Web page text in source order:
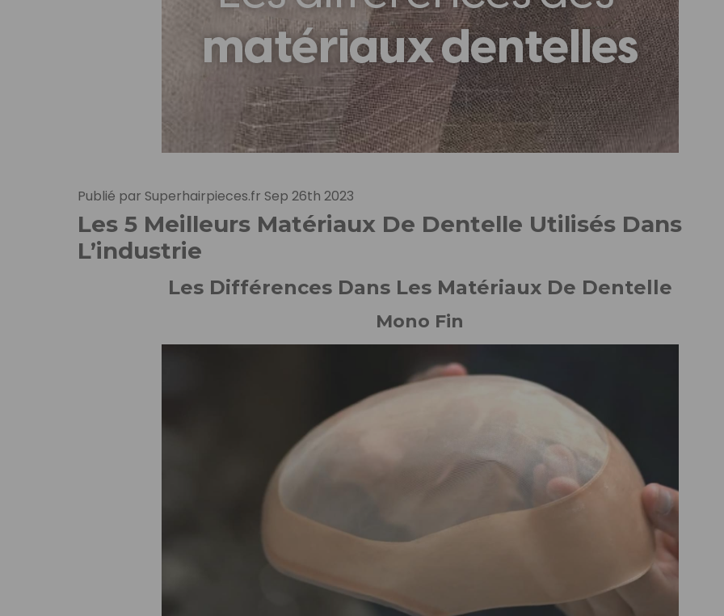
Débutant
Vidéothèque
Nuancier Pour La
Couleur
Publié par Superhairpieces.fr Sep 26th 2023
Les 5 Meilleurs Matériaux De Dentelle Utilisés Dans
L’industrie
Les Différences Dans Les Matériaux De Dentelle
Mono Fin